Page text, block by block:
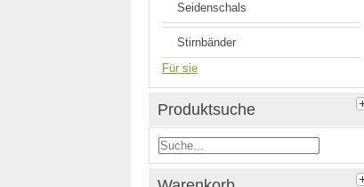
Seidenschals
Stirnbänder
Für sie
Produktsuche